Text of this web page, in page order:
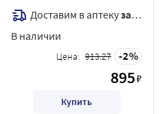
Доставим в аптекузавтра
В наличии
Цена: 913.27 2
895₽
Купить